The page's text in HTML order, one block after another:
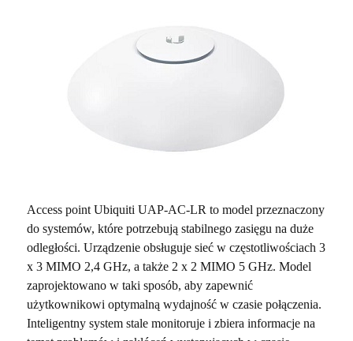
Access point Ubiquiti UAP-AC-LR to model przeznaczony
do systemów, które potrzebują stabilnego zasięgu na duże
odległości. Urządzenie obsługuje sieć w częstotliwościach 3
x 3 MIMO 2,4 GHz, a także 2 x 2 MIMO 5 GHz. Model
zaprojektowano w taki sposób, aby zapewnić
użytkownikowi optymalną wydajność w czasie połączenia.
Inteligentny system stale monitoruje i zbiera informacje na